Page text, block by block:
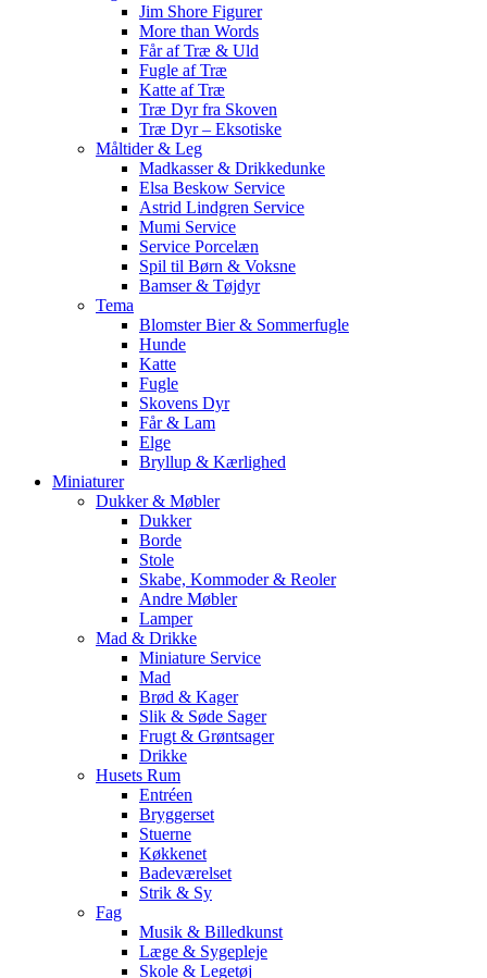
Jim Shore Figurer
More than Words
Får af Træ & Uld
Fugle af Træ
Katte af Træ
Træ Dyr fra Skoven
Træ Dyr – Eksotiske
Måltider & Leg
Madkasser & Drikkedunke
Elsa Beskow Service
Astrid Lindgren Service
Mumi Service
Service Porcelæn
Spil til Børn & Voksne
Bamser & Tøjdyr
Tema
Blomster Bier & Sommerfugle
Hunde
Katte
Fugle
Skovens Dyr
Får & Lam
Elge
Bryllup & Kærlighed
Miniaturer
Dukker & Møbler
Dukker
Borde
Stole
Skabe, Kommoder & Reoler
Andre Møbler
Lamper
Mad & Drikke
Miniature Service
Mad
Brød & Kager
Slik & Søde Sager
Frugt & Grøntsager
Drikke
Husets Rum
Entréen
Bryggerset
Stuerne
Køkkenet
Badeværelset
Strik & Sy
Fag
Musik & Billedkunst
Læge & Sygepleje
Skole & Legetøj